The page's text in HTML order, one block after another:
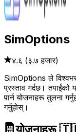
SimOptions
४.६ (३.७ हजार)
SimOptions ले
प्रस्ताव गर्दछ। तपाईंको
पार्न योजनाहरू तुलना
गर्नुहोस्।